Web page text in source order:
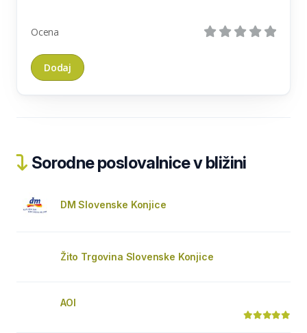
Ocena
Sorodne poslovalnice v bližini
DM Slovenske Konjice
Žito Trgovina Slovenske Konjice
AOI